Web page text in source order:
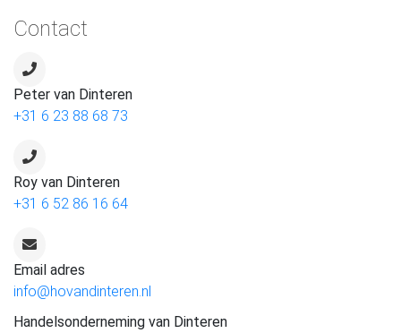
Contact
Peter van Dinteren
+31 6 23 88 68 73
Roy van Dinteren
+31 6 52 86 16 64
Email adres
info@hovandinteren.nl
Handelsonderneming van Dinteren